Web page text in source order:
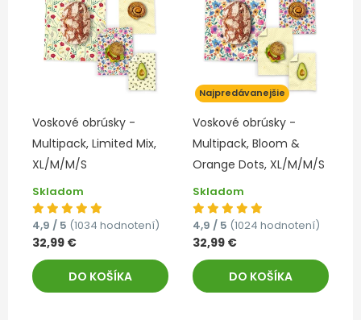
Voskové obrúsky -
Multipack, Limited Mix,
XL/M/M/S
Skladom
4,9 / 5 (1034 hodnotení)
32,99 €
DO KOŠÍKA
Najpredávanejšie
Voskové obrúsky -
Multipack, Bloom &
Orange Dots, XL/M/M/S
Skladom
4,9 / 5 (1024 hodnotení)
32,99 €
DO KOŠÍKA